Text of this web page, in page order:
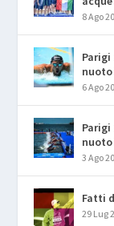
8 Ago
Parigi
nuoto
6 Ago
Parigi
nuoto
3 Ago
Fatti
29 Lug